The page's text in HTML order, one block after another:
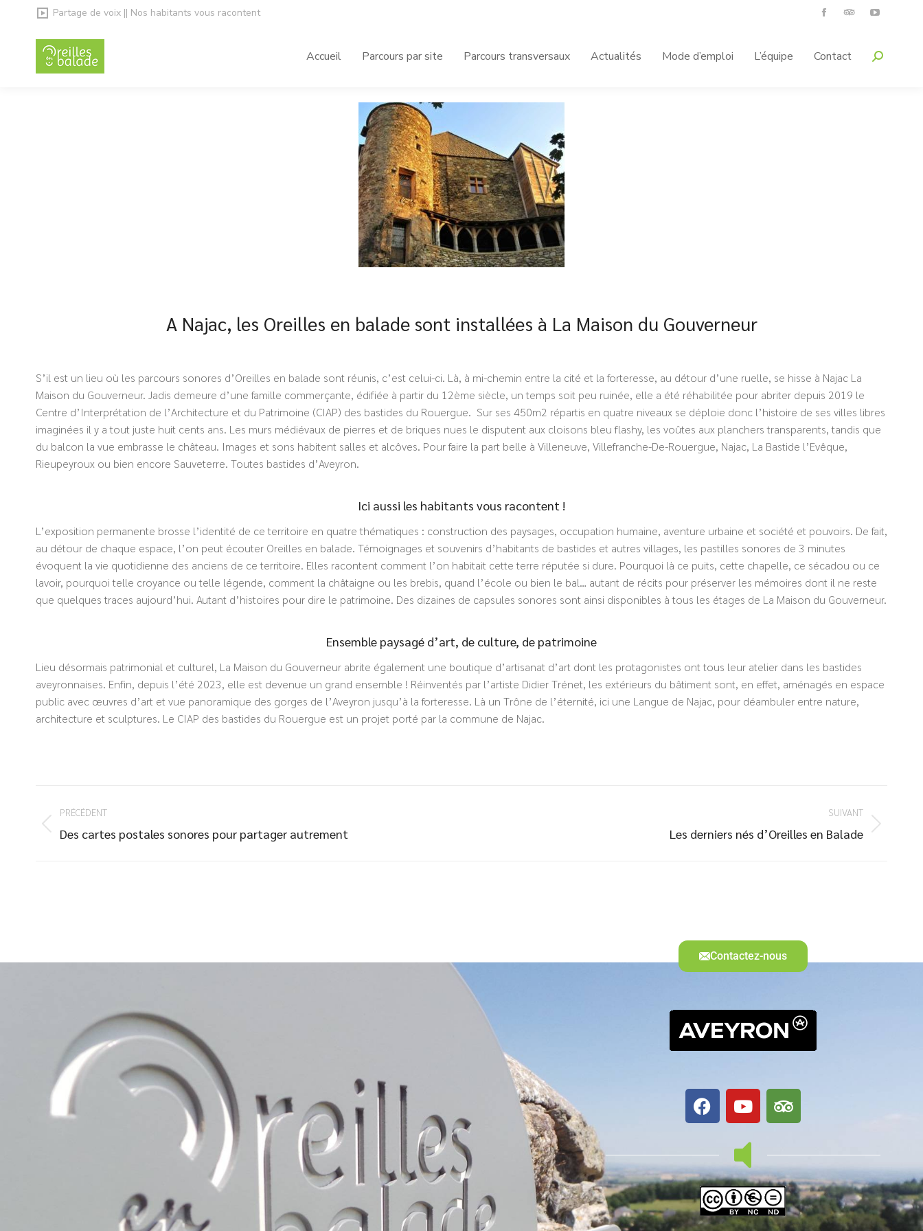
Partage de voix || Nos habitants vous racontent
Accueil Parcours par site Parcours transversaux Actualités Mode d’emploi L’équipe Contact
A Najac, les Oreilles en balade sont installées à La Maison du Gouverneur
S’il est un lieu où les parcours sonores d’Oreilles en balade sont réunis, c’est celui-ci. Là, à mi-chemin entre la cité et la forteresse, au détour d’une ruelle, se hisse à Najac La
Maison du Gouverneur. Jadis demeure d’une famille commerçante, édifiée à partir du 12ème siècle, un temps soit peu ruinée, elle a été réhabilitée pour abriter depuis 2019 le
Centre d’Interprétation de l’Architecture et du Patrimoine (CIAP) des bastides du Rouergue. Sur ses 450m2 répartis en quatre niveaux se déploie donc l’histoire de ses villes libres
imaginées il y a tout juste huit cents ans. Les murs médiévaux de pierres et de briques nues le disputent aux cloisons bleu flashy, les voûtes aux planchers transparents, tandis que
du balcon la vue embrasse le château. Images et sons habitent salles et alcôves. Pour faire la part belle à Villeneuve, Villefranche-De-Rouergue, Najac, La Bastide l’Evêque,
Rieupeyroux ou bien encore Sauveterre. Toutes bastides d’Aveyron.
Ici aussi les habitants vous racontent !
L’exposition permanente brosse l’identité de ce territoire en quatre thématiques : construction des paysages, occupation humaine, aventure urbaine et société et pouvoirs. De fait,
au détour de chaque espace, l’on peut écouter Oreilles en balade. Témoignages et souvenirs d’habitants de bastides et autres villages, les pastilles sonores de 3 minutes
évoquent la vie quotidienne des anciens de ce territoire. Elles racontent comment l’on habitait cette terre réputée si dure. Pourquoi là ce puits, cette chapelle, ce sécadou ou ce
lavoir, pourquoi telle croyance ou telle légende, comment la châtaigne ou les brebis, quand l’école ou bien le bal… autant de récits pour préserver les mémoires dont il ne reste
que quelques traces aujourd’hui. Autant d’histoires pour dire le patrimoine. Des dizaines de capsules sonores sont ainsi disponibles à tous les étages de La Maison du Gouverneur.
Ensemble paysagé d’art, de culture, de patrimoine
Lieu désormais patrimonial et culturel, La Maison du Gouverneur abrite également une boutique d’artisanat d’art dont les protagonistes ont tous leur atelier dans les bastides
aveyronnaises. Enfin, depuis l’été 2023, elle est devenue un grand ensemble ! Réinventés par l’artiste Didier Trénet, les extérieurs du bâtiment sont, en effet, aménagés en espace
public avec œuvres d’art et vue panoramique des gorges de l’Aveyron jusqu’à la forteresse. Là un Trône de l’éternité, ici une Langue de Najac, pour déambuler entre nature,
architecture et sculptures. Le CIAP des bastides du Rouergue est un projet porté par la commune de Najac.
PRÉCÉDENT
Des cartes postales sonores pour partager autrement
SUIVANT
Les derniers nés d’Oreilles en Balade
Contactez-nous